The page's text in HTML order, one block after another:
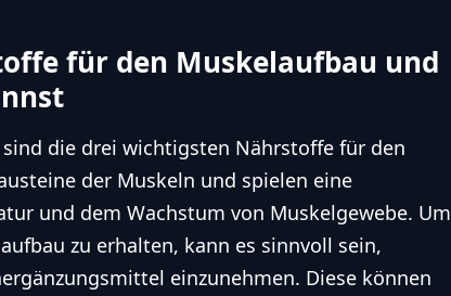
für den Muskelaufbau und
die drei wichtigsten Nährstoffe für den
der Muskeln und spielen eine
und dem Wachstum von Muskelgewebe. Um
zu erhalten, kann es sinnvoll sein,
einzunehmen. Diese können